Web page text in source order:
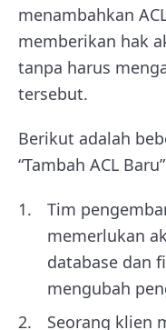
menambahkan
memberikan hak
tanpa harus
tersebut.
Berikut adalah
“Tambah ACL
Tim
memerlukan
database dan
mengubah
Seorang klien